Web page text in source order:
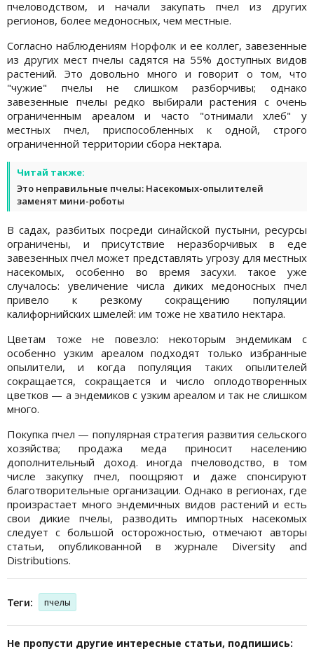
пчеловодством, и начали закупать пчел из других
регионов, более медоносных, чем местные.
Согласно наблюдениям Норфолк и ее коллег, завезенные
из других мест пчелы садятся на 55% доступных видов
растений. Это довольно много и говорит о том, что
"чужие" пчелы не слишком разборчивы; однако
завезенные пчелы редко выбирали растения с очень
ограниченным ареалом и часто "отнимали хлеб" у
местных пчел, приспособленных к одной, строго
ограниченной территории сбора нектара.
Читай также:
Это неправильные пчелы: Насекомых-опылителей
заменят мини-роботы
В садах, разбитых посреди синайской пустыни, ресурсы
ограничены, и присутствие неразборчивых в еде
завезенных пчел может представлять угрозу для местных
насекомых, особенно во время засухи. такое уже
случалось: увеличение числа диких медоносных пчел
привело к резкому сокращению популяции
калифорнийских шмелей: им тоже не хватило нектара.
Цветам тоже не повезло: некоторым эндемикам с
особенно узким ареалом подходят только избранные
опылители, и когда популяция таких опылителей
сокращается, сокращается и число оплодотворенных
цветков — а эндемиков с узким ареалом и так не слишком
много.
Покупка пчел — популярная стратегия развития сельского
хозяйства; продажа меда приносит населению
дополнительный доход. иногда пчеловодство, в том
числе закупку пчел, поощряют и даже спонсируют
благотворительные организации. Однако в регионах, где
произрастает много эндемичных видов растений и есть
свои дикие пчелы, разводить импортных насекомых
следует с большой осторожностью, отмечают авторы
статьи, опубликованной в журнале Diversity and
Distributions.
Теги: пчелы
Не пропусти другие интересные статьи, подпишись: